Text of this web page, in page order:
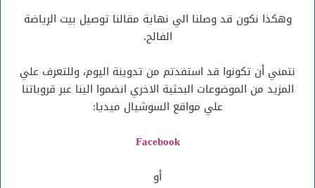
وهكذا نكون قد وصلنا الي نهاية مقالنا توصيل بيت الرياضة
الفالح.
نتمني أن تكونوا قد استفدتم من تدوينة اليوم، وللتعرف علي
المزيد من الموضوعات البحثية الاخري انضموا الينا عبر قروباتنا
علي مواقع السوشيال ميديا:
Facebook
أو